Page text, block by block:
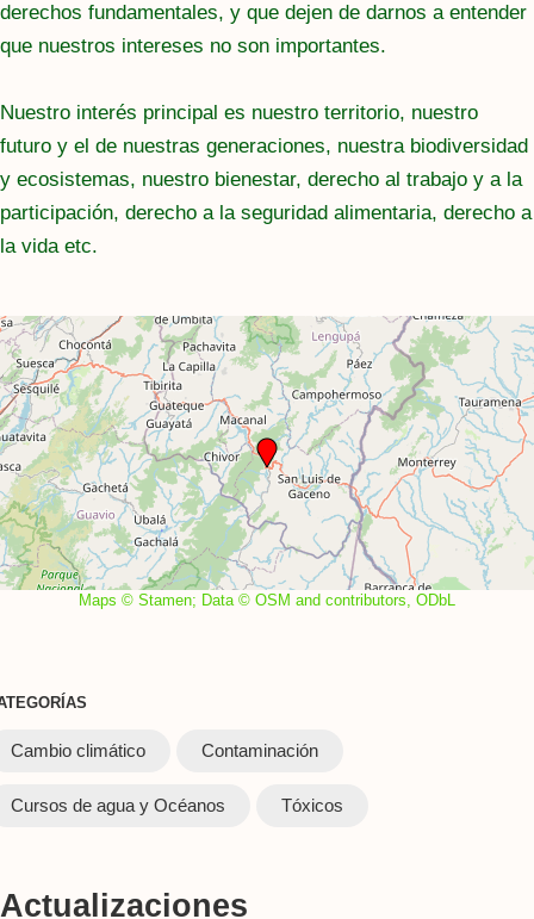
derechos fundamentales, y que dejen de darnos a entender
que nuestros intereses no son importantes.
Nuestro interés principal es nuestro territorio, nuestro
futuro y el de nuestras generaciones, nuestra biodiversidad
y ecosistemas, nuestro bienestar, derecho al trabajo y a la
participación, derecho a la seguridad alimentaria, derecho a
la vida etc.
Maps © Stamen; Data © OSM and contributors, ODbL
Cambio climático Contaminación
Cursos de agua y Océanos Tóxicos
Actualizaciones